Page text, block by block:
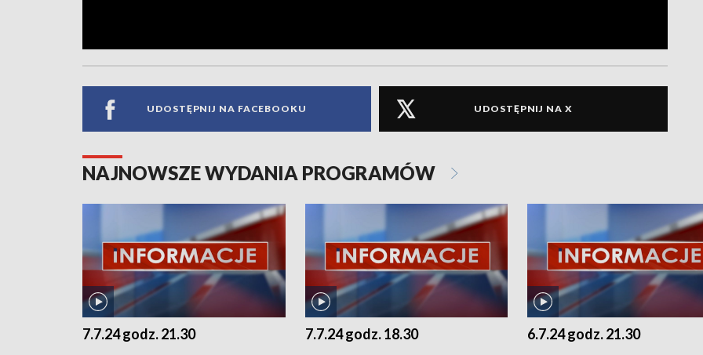
UDOSTĘPNIJ NA FACEBOOKU UDOSTĘPNIJ NA X
NAJNOWSZE WYDANIA PROGRAMÓW
7.7.24 godz. 21.30 7.7.24 godz. 18.30 6.7.24 godz. 21.30